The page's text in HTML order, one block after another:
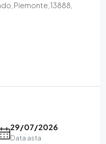
Piemonte, 13888,
29/07/2026
Data asta